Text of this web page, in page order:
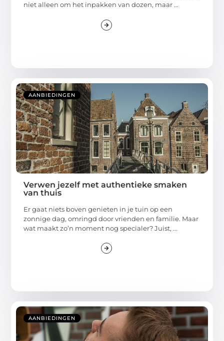
niet alleen om het inpakken van dozen, maar ...
AANBIEDINGEN
Verwen jezelf met authentieke smaken
van thuis
Er gaat niets boven genieten in je tuin op een
zonnige dag, omringd door vrienden en familie. Maar
wat maakt zo’n moment nog specialer? Juist, ...
AANBIEDINGEN